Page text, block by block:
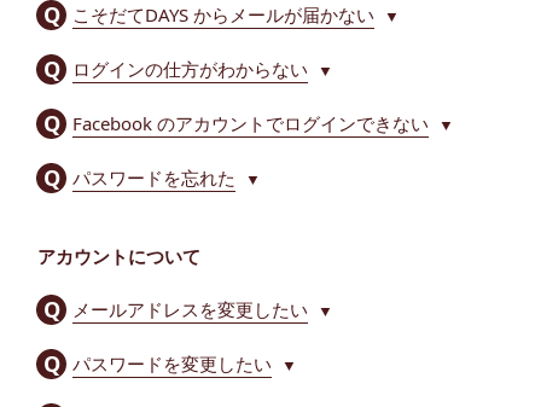
こそだてDAYS からメールが届かない ▼
ログインの仕方がわからない ▼
Facebook のアカウントでログインできない ▼
パスワードを忘れた ▼
アカウントについて
メールアドレスを変更したい ▼
パスワードを変更したい ▼